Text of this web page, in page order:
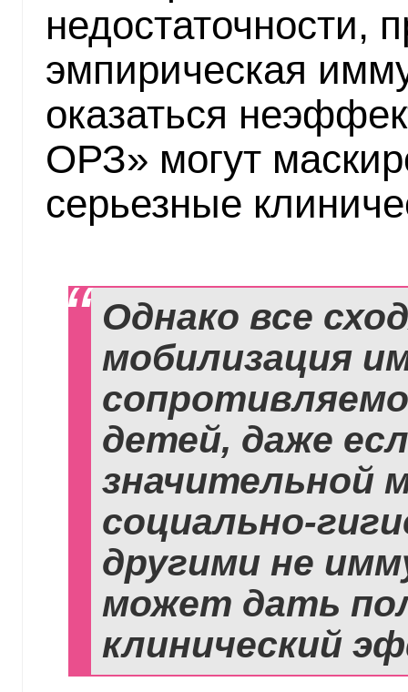
недостаточности,
эмпирическая
оказаться
ОРЗ» могут
серьезные
Однако все
мобилизация
детей, даже
значительной
социально-
другими не
может дать
клинический